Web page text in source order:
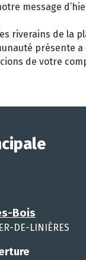
message
riverains de la
présente
de votre
Bois
DE-LINIÈRES